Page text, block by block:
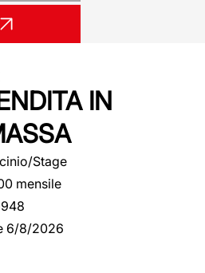
IN
Stage
mensile
6/8/2026